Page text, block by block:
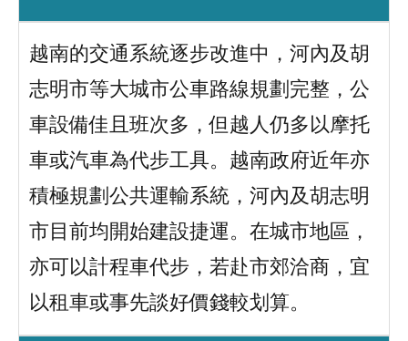
越南的交通系統逐步改進中，河內及胡
志明市等大城市公車路線規劃完整，公
車設備佳且班次多，但越人仍多以摩托
車或汽車為代步工具。越南政府近年亦
積極規劃公共運輸系統，河內及胡志明
市目前均開始建設捷運。在城市地區，
亦可以計程車代步，若赴市郊洽商，宜
以租車或事先談好價錢較划算。